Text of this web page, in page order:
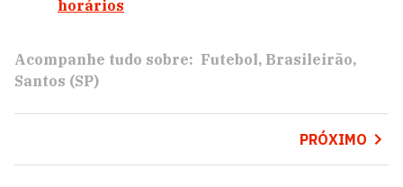
horários
Acompanhe tudo sobre: Futebol Brasileirão
Santos (SP)
PRÓXIMO